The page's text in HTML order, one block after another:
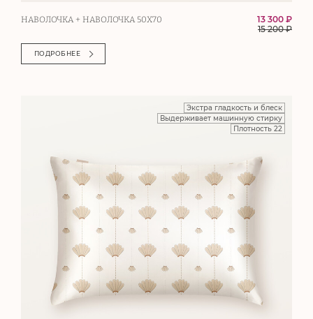
НАВОЛОЧКА + НАВОЛОЧКА 50Х70
13 300 ₽
15 200₽
ПОДРОБНЕЕ
Экстра гладкость и блеск
Выдерживает машинную стирку
Плотность 22